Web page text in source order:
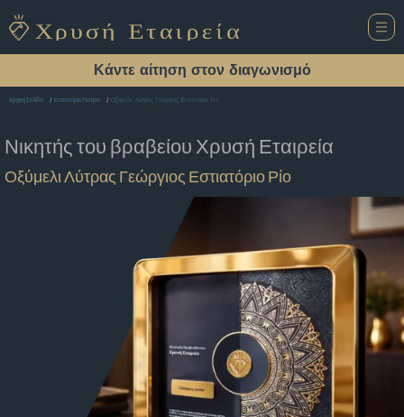
Κάντε αίτηση στον διαγωνισμό
Αρχική Σελίδα Εστιατόριο Πατρα Οξύμελι Λύτρας Γεώργιος Εστιατόριο Ρίο
Νικητής του βραβείου Χρυσή Εταιρεία
Οξύμελι Λύτρας Γεώργιος Εστιατόριο Ρίο